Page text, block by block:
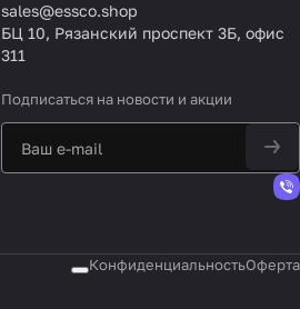
sales@essco.shop
БЦ 10, Рязанский проспект 3Б, офис
311
Подписаться на новости и акции
КонфиденциальностьОферта